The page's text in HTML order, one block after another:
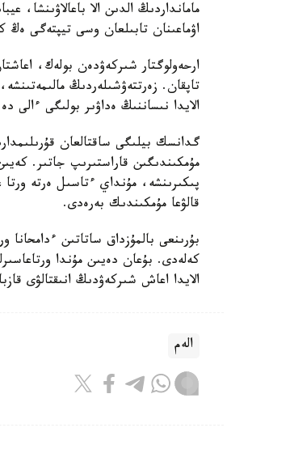
اۋماعىنان تابىلعان وسى تيپتەگى
ارحەولوگتار شىركەۋدەن بولەك،
الايدا نىساننىڭ ەداۋىر بولىگى
گدانسك بيلىگى ساقتالعان
مۇمكىندىگىن قاراستىرىپ جاتىر.
پىكىرىنشە، مۇنداي ءتاسىل ەرتە
قالۋعا مۇمكىندىك بەرەدى.
الايدا اعاش شىركەۋدىڭ انىقتالۋى
الەم